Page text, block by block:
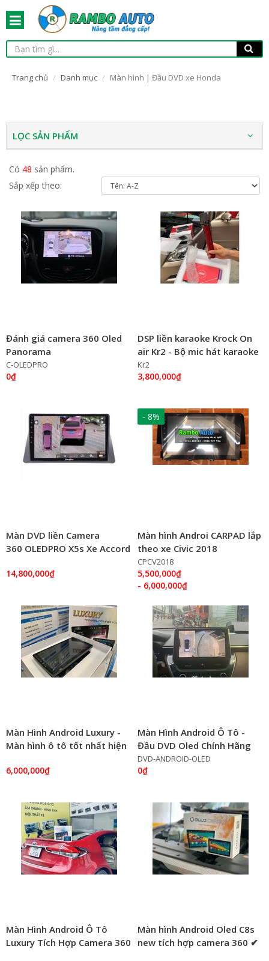
Trang chủ Danh mục Màn hình | Đầu DVD xe Honda
LỌC SẢN PHẨM
Có 48 sản phẩm.
Sắp xếp theo:
Đánh giá camera 360 Oled
Panorama
C-OLEDPRO
0₫
DSP liền karaoke Krock On
air Kr2 - Bộ mic hát karaoke
trên ô tô
Kr2
3,800,000₫
Màn DVD liền Camera
360 OLEDPRO X5s Xe Accord
14,800,000₫
- 8%
Màn hình Androi CARPAD lắp
theo xe Civic 2018
CPCV2018
5,500,000₫
- 6,000,000₫
Màn Hình Android Luxury -
Màn hình ô tô tốt nhất hiện
6,000,000₫
Màn Hình Android Ô Tô -
Đầu DVD Oled Chính Hãng
DVD-ANDROID-OLED
0₫
Màn Hình Android Ô Tô
Luxury Tích Hợp Camera 360
Màn hình Android Oled C8s
new tích hợp camera 360 ✔